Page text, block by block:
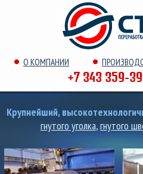
О КОМПАНИИ
+7 343 359-
Крупнейший,
гнутого уголка,гнутого